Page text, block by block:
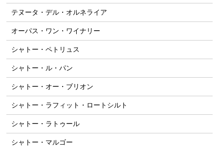
テヌータ・デル・オルネライア
オーパス・ワン・ワイナリー
シャトー・ペトリュス
シャトー・ル・パン
シャトー・オー・ブリオン
シャトー・ラフィット・ロートシルト
シャトー・ラトゥール
シャトー・マルゴー